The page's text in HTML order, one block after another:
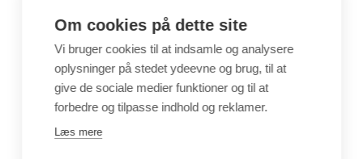
Puder
Unika
Om cookies på dette site
Vi bruger cookies til at indsamle og analysere
oplysninger på stedet ydeevne og brug, til at
give de sociale medier funktioner og til at
forbedre og tilpasse indhold og reklamer.
Læs mere